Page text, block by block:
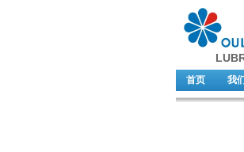
首页 我